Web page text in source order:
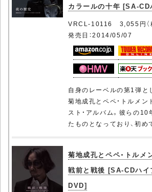
カラールの十年 [SA-
VRCL-10116 3,055円（
発売日：2014/05/07
自身のレーベルの第1弾と
菊地成孔とペペ・トルメン
スト・アルバム。彼らの
たものとなっており、初
菊地成孔とペペ・トルメ
戦前と戦後 [SA-CDハ
DVD]